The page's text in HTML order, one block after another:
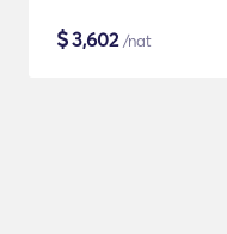
$3,602/nat